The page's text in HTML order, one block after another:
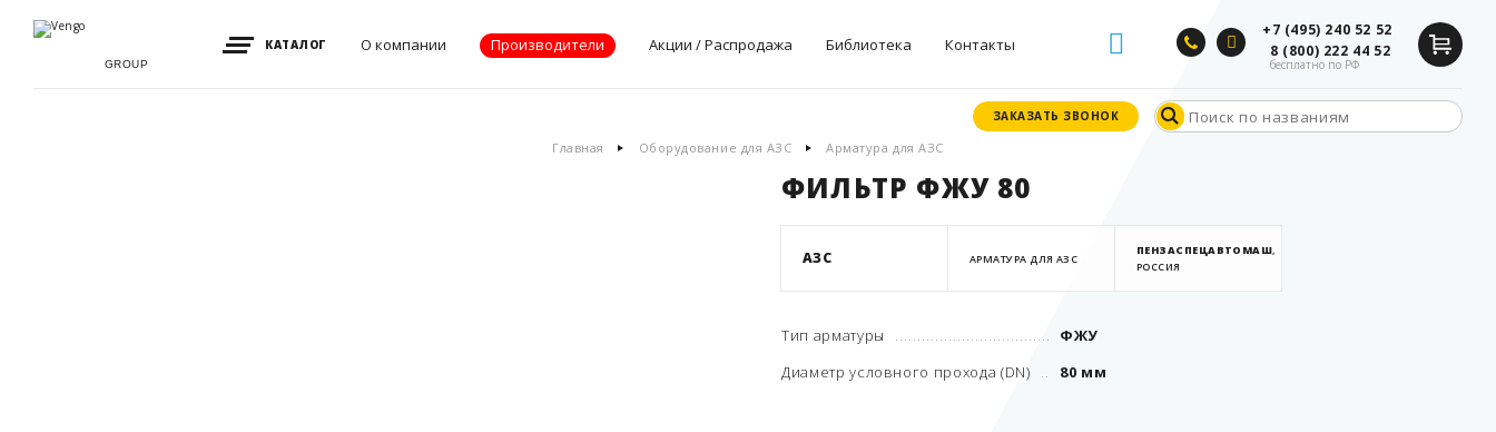
GROUP
КАТАЛОГ О компании Производители Акции / Распродажа Библиотека
Документы
Опросные листы
Контакты
+7 (495) 240 52 52
8 (800) 222 44 52
бесплатно по РФ
ЗАКАЗАТЬ ЗВОНОК
ЗАКАЗАТЬ ЗВОНОК
Главная Оборудование для АЗС Арматура для АЗС
ФИЛЬТР ФЖУ 80
АЗС АРМАТУРА ДЛЯ АЗС
ПЕНЗАСПЕЦАВТОМАШ,
РОССИЯ
Тип арматуры
ФЖУ
Диаметр условного прохода (DN)
80 мм